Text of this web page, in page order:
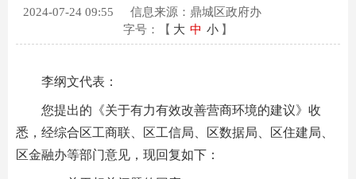
2024-07-24 09:55
信息来源：鼎城区政府办
字号：【 大 中 小 】
李纲文代表：
您提出的《关于有力有效改善营商环境的建议》收
悉，经综合区工商联、区工信局、区数据局、区住建局、
区金融办等部门意见，现回复如下：